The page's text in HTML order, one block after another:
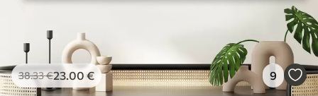
38.33€23.00 € 9